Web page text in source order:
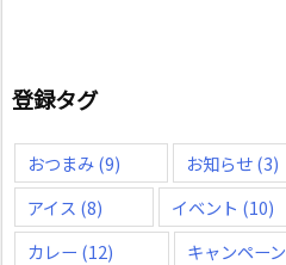
登録タグ
おつまみ(9) お知らせ(3)
アイス (8) イベント (10)
カレー (12) キャンペーン